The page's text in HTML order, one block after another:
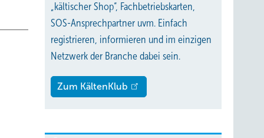
„kältischer Shop“, Fachbetriebskarten,
SOS-Ansprechpartner uvm. Einfach
registrieren, informieren und im einzigen
Netzwerk der Branche dabei sein.
Zum KältenKlub